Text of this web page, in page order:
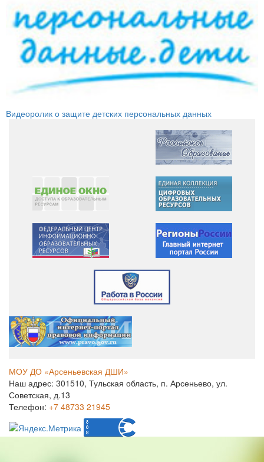
Видеоролик о защите детских персональных данных
МОУ ДО «Арсеньевская ДШИ»
Наш адрес: 301510, Тульская область, п. Арсеньево, ул.
Советская, д.13
Телефон: +7 48733 21945